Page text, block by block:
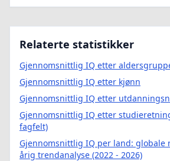
Relaterte statistikker
Gjennomsnittlig IQ etter
Gjennomsnittlig IQ etter kjønn
Gjennomsnittlig IQ etter
Gjennomsnittlig IQ etter
fagfelt)
Gjennomsnittlig IQ per land: globale
årig trendanalyse (2022 - 2026)